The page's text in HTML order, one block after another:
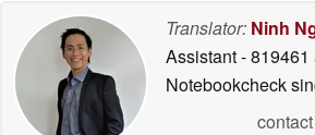
Translator: Ninh
Assistant-
Notebookcheck